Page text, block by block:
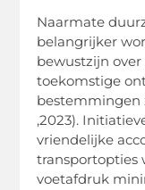
Naarmate
belangrijker
bewustzijn
toekomstige
bestemmingen
,2023).
vriendelijke
transportopties
voetafdruk